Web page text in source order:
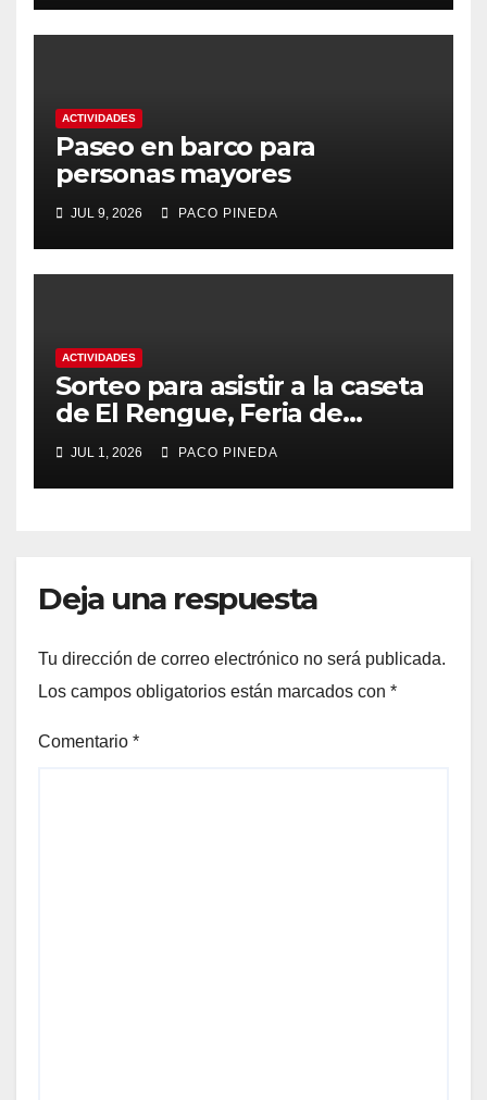
ACTIVIDADES
Paseo en barco para
personas mayores
JUL 9, 2026 PACO PINEDA
ACTIVIDADES
Sorteo para asistir a la caseta
de El Rengue, Feria de
Málaga 2026
JUL 1, 2026 PACO PINEDA
Deja una respuesta
Tu dirección de correo electrónico no será publicada.
Los campos obligatorios están marcados con *
Comentario *